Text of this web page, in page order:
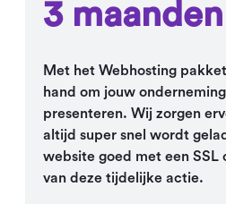
3
Met het Webhosting
hand om jouw
presenteren. Wij zorgen
altijd super snel wordt
website goed met een
van deze tijdelijke actie.